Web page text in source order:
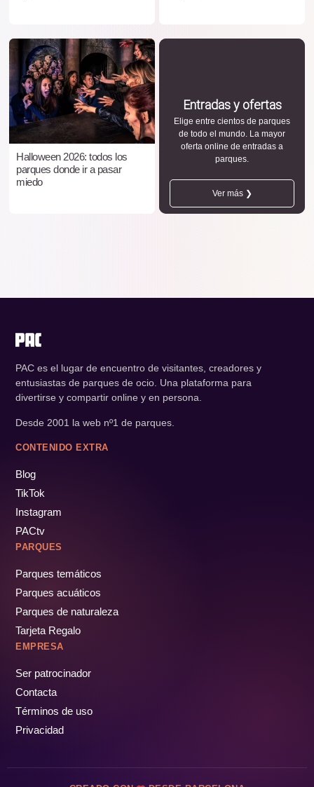
Halloween 2026: todos los
parques donde ir a pasar
miedo
Entradas y ofertas
Elige entre cientos de parques
de todo el mundo. La mayor
oferta online de entradas a
parques.
Ver más ❯
PAC es el lugar de encuentro de visitantes, creadores y
entusiastas de parques de ocio. Una plataforma para
divertirse y compartir online y en persona.
Desde 2001 la web nº1 de parques.
CONTENIDO EXTRA
Blog
TikTok
Instagram
PACtv
PARQUES
Parques temáticos
Parques acuáticos
Parques de naturaleza
Tarjeta Regalo
EMPRESA
Ser patrocinador
Contacta
Términos de uso
Privacidad